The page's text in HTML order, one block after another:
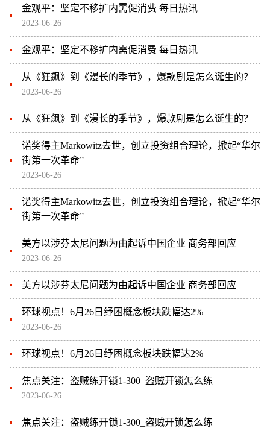
金观平：坚定不移扩内需促消费 每日热讯
2023-06-26
金观平：坚定不移扩内需促消费 每日热讯
从《狂飙》到《漫长的季节》，爆款剧是怎么诞生的？
2023-06-26
从《狂飙》到《漫长的季节》，爆款剧是怎么诞生的？
诺奖得主Markowitz去世，创立投资组合理论，掀起“华尔
街第一次革命”
2023-06-26
诺奖得主Markowitz去世，创立投资组合理论，掀起“华尔
街第一次革命”
美方以涉芬太尼问题为由起诉中国企业 商务部回应
2023-06-26
美方以涉芬太尼问题为由起诉中国企业 商务部回应
环球视点！6月26日纾困概念板块跌幅达2%
2023-06-26
环球视点！6月26日纾困概念板块跌幅达2%
焦点关注：盗贼练开锁1-300_盗贼开锁怎么练
2023-06-26
焦点关注：盗贼练开锁1-300_盗贼开锁怎么练